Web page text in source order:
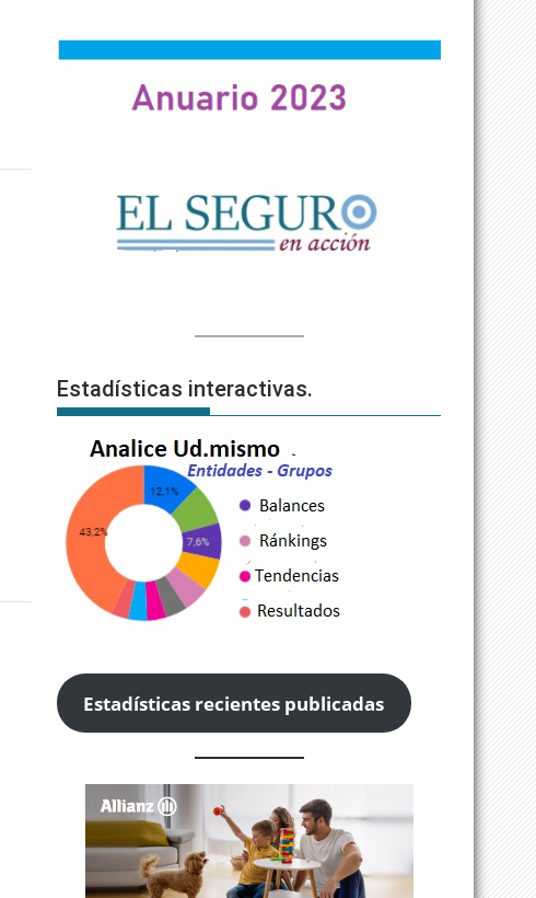
Estadísticas interactivas.
Estadísticas recientes publicadas